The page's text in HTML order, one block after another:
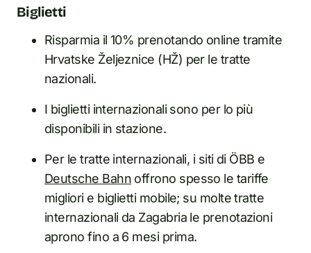
Biglietti
Risparmia il 10% prenotando online tramite
Hrvatske Željeznice (HŽ) per le tratte
nazionali.
I biglietti internazionali sono per lo più
disponibili in stazione.
Per le tratte internazionali, i siti di ÖBB e
Deutsche Bahnoffrono spesso le tariffe
migliori e biglietti mobile; su molte tratte
internazionali da Zagabria le prenotazioni
aprono fino a 6 mesi prima.